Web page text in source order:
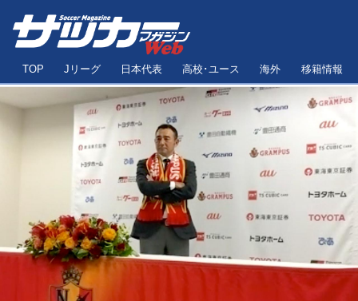
TOP Jリーグ 日本代表 高校･ユース 海外 移籍情報